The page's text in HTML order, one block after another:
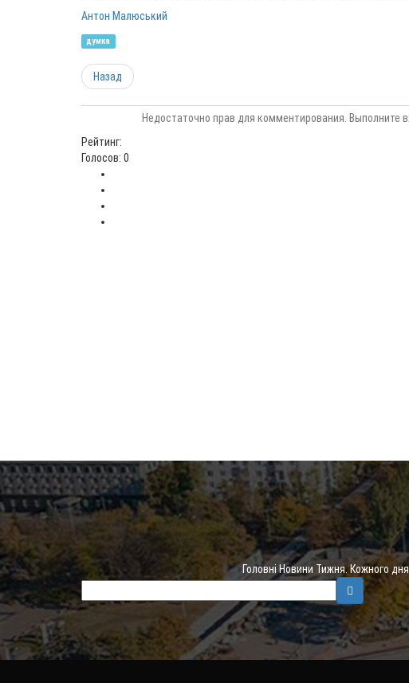
Антон Малюський
думка
Назад
Недостаточно прав для комментирования. Выполните
Рейтинг:
Голосов: 0
Головні Новини Тижня. Кожного